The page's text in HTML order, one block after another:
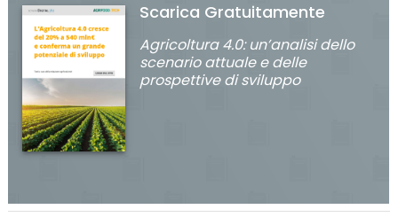
Scarica Gratuitamente
Agricoltura 4.0: un’analisi dello
scenario attuale e delle
prospettive di sviluppo